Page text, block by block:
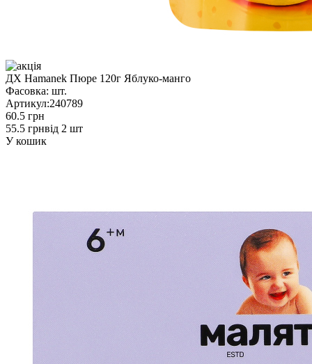
ДХ Hamanek Пюре 120г Яблуко-манго
Фасовка: шт.
Артикул:240789
60.5 грн
55.5 грнвід 2 шт
У кошик